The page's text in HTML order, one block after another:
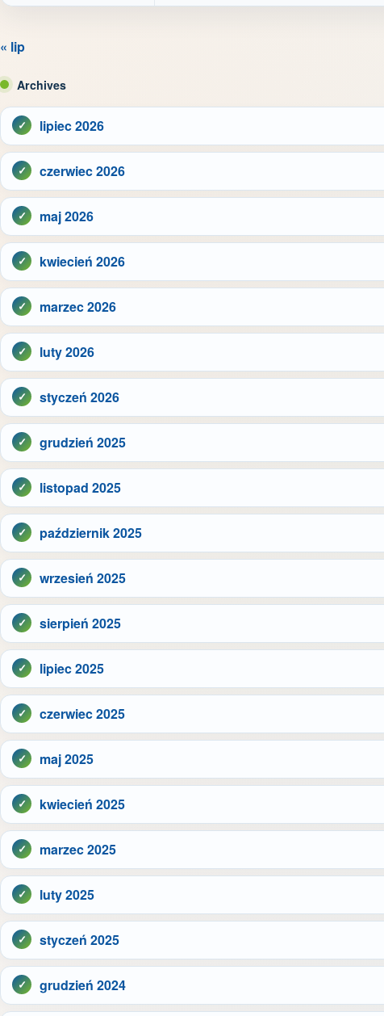
« lip
Archives
lipiec 2026
czerwiec 2026
maj 2026
kwiecień 2026
marzec 2026
luty 2026
styczeń 2026
grudzień 2025
listopad 2025
październik 2025
wrzesień 2025
sierpień 2025
lipiec 2025
czerwiec 2025
maj 2025
kwiecień 2025
marzec 2025
luty 2025
styczeń 2025
grudzień 2024